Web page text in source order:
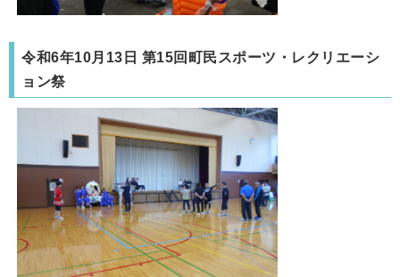
令和6年10月13日 第15回町民スポーツ・レクリエーシ
ョン祭